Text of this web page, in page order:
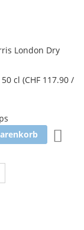
hinzufügen
London Dry
50 cl (CHF 117.90 /
Seite